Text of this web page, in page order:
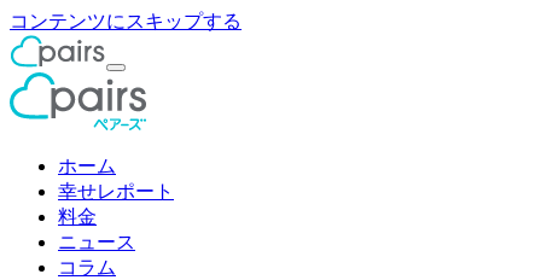
コンテンツにスキップする
ホーム
幸せレポート
料金
ニュース
コラム